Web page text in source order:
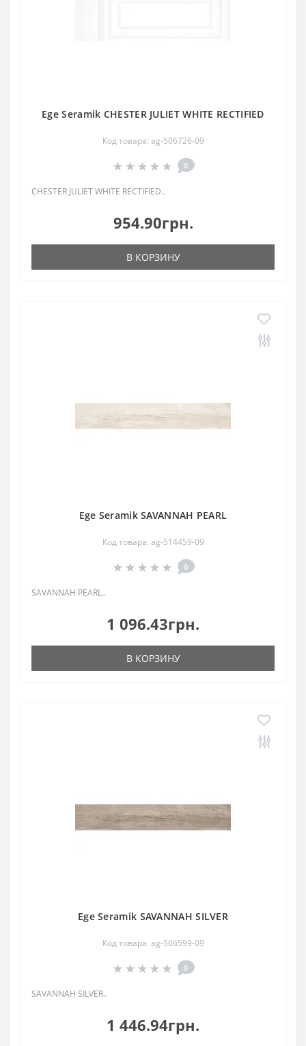
Ege Seramik CHESTER JULIET WHITE RECTIFIED
Код товара: ag-506726-09
0
CHESTER JULIET WHITE RECTIFIED..
954.90грн.
В КОРЗИНУ
Ege Seramik SAVANNAH PEARL
Код товара: ag-514459-09
0
SAVANNAH PEARL..
1 096.43грн.
В КОРЗИНУ
Ege Seramik SAVANNAH SILVER
Код товара: ag-506599-09
0
SAVANNAH SILVER..
1 446.94грн.